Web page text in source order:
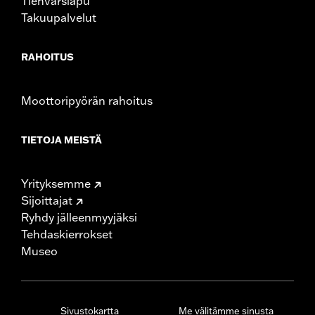
Takuupalvelut
RAHOITUS
Moottoripyörän rahoitus
TIETOJA MEISTÄ
Yrityksemme
Sijoittajat
Ryhdy jälleenmyyjäksi
Tehdaskierrokset
Museo
Sivustokartta Me välitämme sinusta